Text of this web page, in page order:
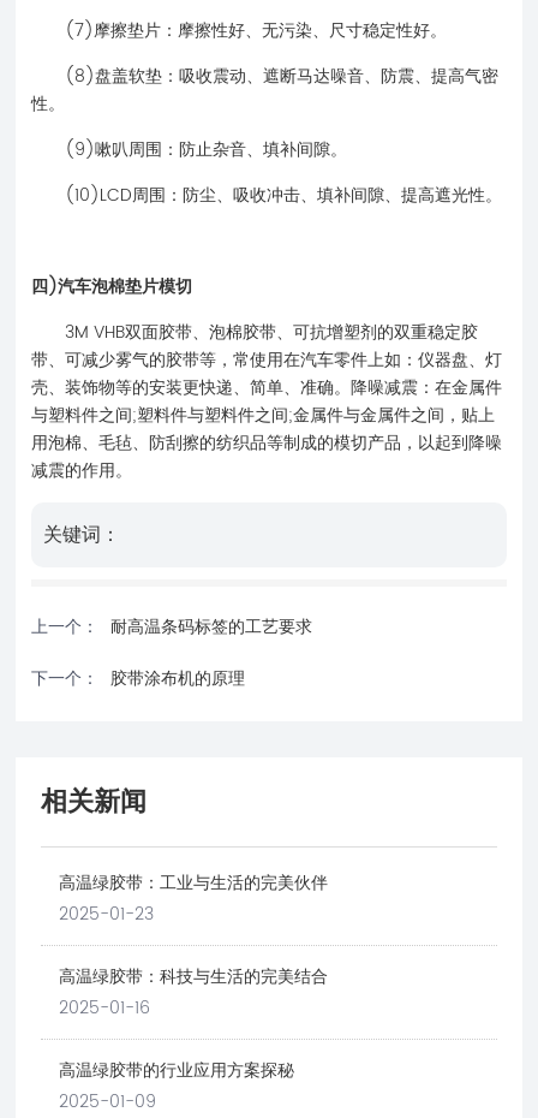
(7)摩擦垫片：摩擦性好、无污染、尺寸稳定性好。
(8)盘盖软垫：吸收震动、遮断马达噪音、防震、提高气密
性。
(9)嗽叭周围：防止杂音、填补间隙。
(10)LCD周围：防尘、吸收冲击、填补间隙、提高遮光性。
四)汽车泡棉垫片模切
3M VHB双面胶带、泡棉胶带、可抗增塑剂的双重稳定胶
带、可减少雾气的胶带等，常使用在汽车零件上如：仪器盘、灯
壳、装饰物等的安装更快递、简单、准确。降噪减震：在金属件
与塑料件之间;塑料件与塑料件之间;金属件与金属件之间，贴上
用泡棉、毛毡、防刮擦的纺织品等制成的模切产品，以起到降噪
减震的作用。
关键词：
上一个：
耐高温条码标签的工艺要求
下一个：
胶带涂布机的原理
相关新闻
高温绿胶带：工业与生活的完美伙伴
2025-01-23
高温绿胶带：科技与生活的完美结合
2025-01-16
高温绿胶带的行业应用方案探秘
2025-01-09